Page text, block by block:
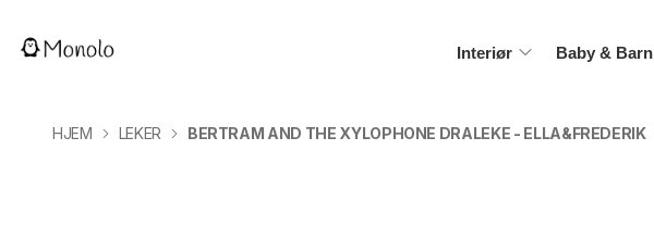
Interiør Baby & Barn
HJEM LEKER BERTRAM AND THE XYLOPHONE DRALEKE - ELLA&FREDERIK